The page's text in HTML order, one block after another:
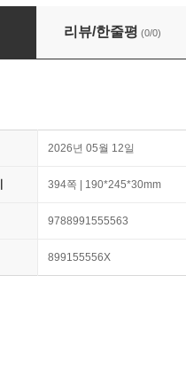
리뷰/한줄평 (0/0)
2026년 05월 12일
394쪽 | 190*245*30mm
9788991555563
899155556X